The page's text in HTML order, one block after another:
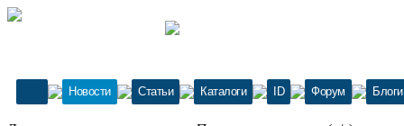
Новости Статьи Каталоги ID Форум Блоги